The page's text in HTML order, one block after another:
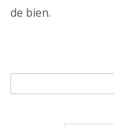
de bien.
Rechercher :